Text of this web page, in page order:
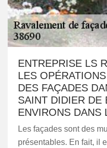
ENTREPRISE LS
LES
DES FAÇADES
SAINT DIDIER DE
ENVIRONS DANS
Les façades sont des
présentables. En fait, il